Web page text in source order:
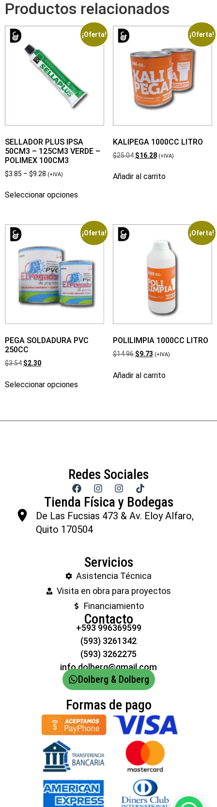
Productos relacionados
¡Oferta!
SELLADOR PLUS IPSA
50CM3 – 125CM3 VERDE –
POLIMEX 100CM3
$3.85 – $9.28 (+IVA)
Seleccionar opciones
¡Oferta!
KALIPEGA 1000CC LITRO
$25.04 $16.28 (+IVA)
Añadir al carrito
¡Oferta!
PEGA SOLDADURA PVC
250CC
$3.54 $2.30
Seleccionar opciones
¡Oferta!
POLILIMPIA 1000CC LITRO
$14.96 $9.73 (+IVA)
Añadir al carrito
Redes Sociales
Tienda Física y Bodegas
De Las Fucsias 473 & Av. Eloy Alfaro,
Quito 170504
Servicios
Asistencia Técnica
Visita en obra para proyectos
Financiamiento
Contacto
+593 996369599
(593) 3261342
(593) 3262275
info.dolberg@gmail.com
Dolberg & Dolberg
Formas de pago